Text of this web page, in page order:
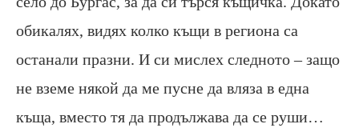
обикалях, видях колко къщи в региона са
останали празни. И си мислех следното – защо
не вземе някой да ме пусне да вляза в една
къща, вместо тя да продължава да се руши…